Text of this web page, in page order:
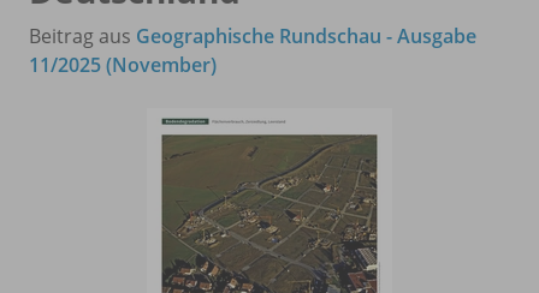
Beitrag aus Geographische Rundschau - Ausgabe
11/2025 (November)